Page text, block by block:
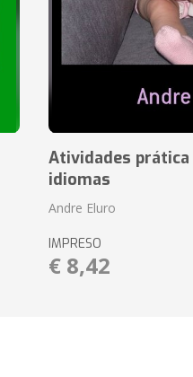
Atividades
idiomas
Andre Eluro
IMPRESO
€ 8,42